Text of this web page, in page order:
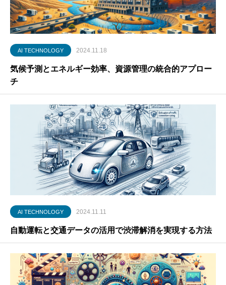
AI TECHNOLOGY 2024.11.18
気候予測とエネルギー効率、資源管理の統合的アプロー
チ
AI TECHNOLOGY 2024.11.11
自動運転と交通データの活用で渋滞解消を実現する方法